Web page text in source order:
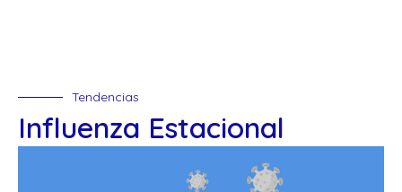
Tendencias
Influenza Estacional